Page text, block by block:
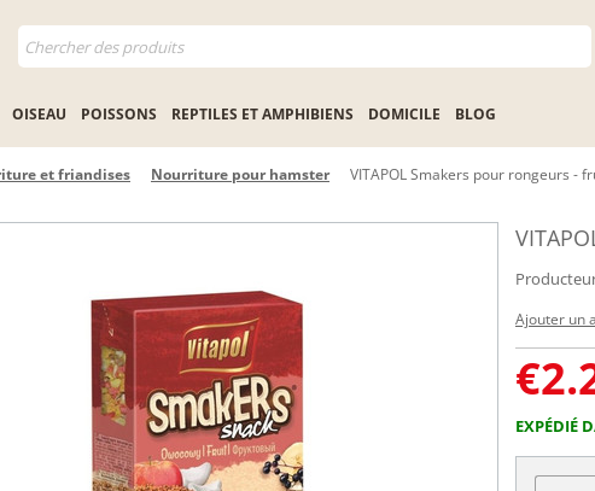
OISEAU POISSONS REPTILES ET AMPHIBIENS DOMICILE BLOG
et friandises Nourriture pour hamster VITAPOL Smakers pour rongeurs -
Ajouter un
€
EXPÉDIÉ